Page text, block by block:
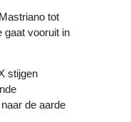
tot
gaat vooruit in
stijgen
de aarde